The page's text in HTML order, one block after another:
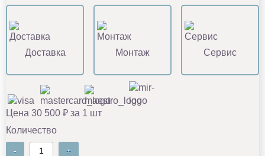
Доставка Монтаж Сервис
Цена 30 500 ₽ за 1 шт
Количество
- +